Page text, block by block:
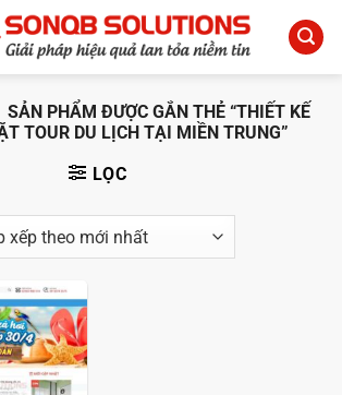
SẢN PHẨM ĐƯỢC GẮN THẺ “THIẾT KẾ
TOUR DU LỊCH TẠI MIỀN TRUNG”
LỌC